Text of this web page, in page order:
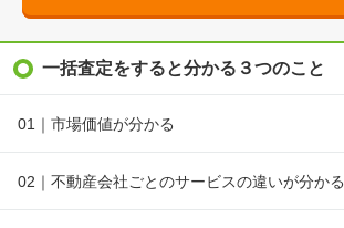
一括査定をすると分かる３つのこと
01｜市場価値が分かる
02｜不動産会社ごとのサービスの違いが分かる